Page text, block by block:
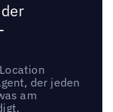
der jeden
am